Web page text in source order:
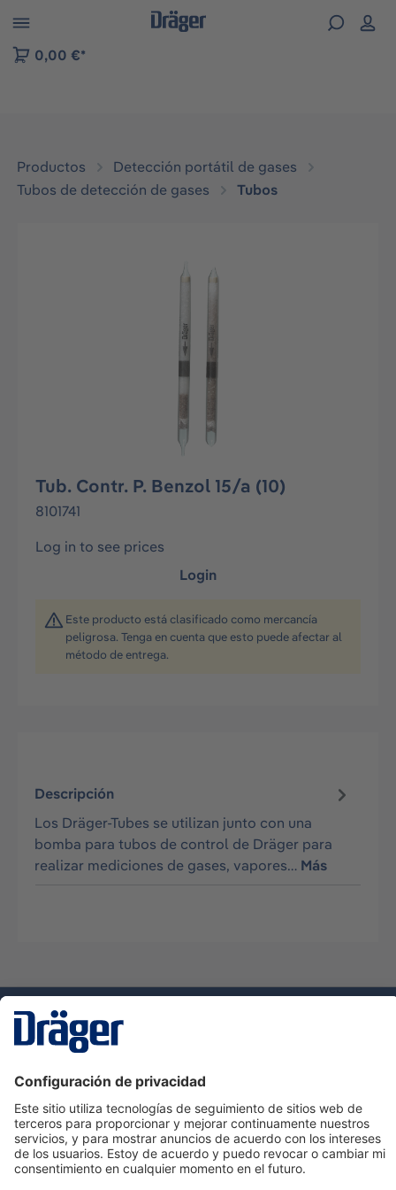
to B2B platform navigation
0,00 €*
Productos
Detección portátil de gases
Tubos de detección de gases
Tubos
Omitir galería de imágenes
Tub. Contr. P. Benzol 15/a (10)
8101741
Log in to see prices
Login
Este producto está clasificado como mercancía
peligrosa. Tenga en cuenta que esto puede afectar al
método de entrega.
Descripción
Los Dräger-Tubes se utilizan junto con una
bomba para tubos de control de Dräger para
realizar mediciones de gases, vapores… Más
Servicio de atención al cliente de Dräger
Ayuda
Información